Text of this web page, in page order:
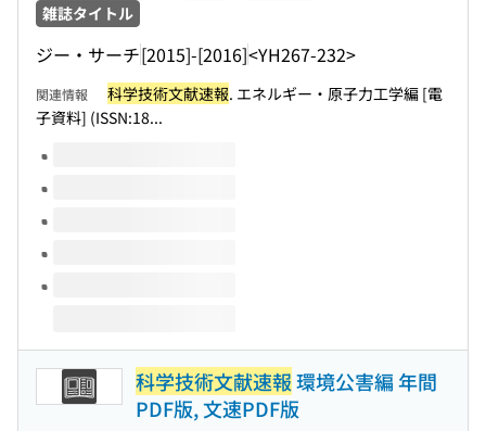
雑誌タイトル
ジー・サーチ[2015]-[2016]<YH267-232>
関連情報 科学技術文献速報. エネルギー・原子力工学編 [電
子資料] (ISSN:18...
このタイトルの巻号
科学技術文献速報環境公害編 年間
PDF版, 文速PDF版